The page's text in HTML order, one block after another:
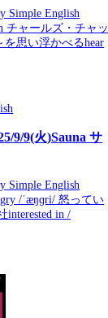
Simple English
チャールズ・チャッ
を思い浮かべるhear
9/9(火)Sauna サ
Simple English
/ˈæŋɡri/ 怒ってい
interested in /